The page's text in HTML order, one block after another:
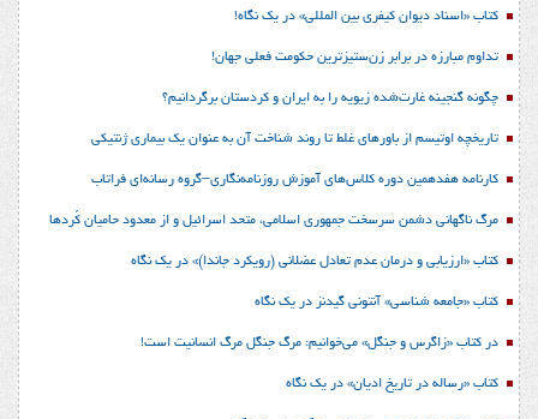
کتاب «اسناد دیوان کیفری بین المللی» در یک نگاه!
تداوم مبارزه در برابر زن‌ستیزترین حکومت فعلی جهان!
چگونه گنجینه غارت‌شده زیویه را به ایران و کردستان برگردانیم؟
تاریخچه اوتیسم از باورهای غلط تا روند شناخت آن به عنوان یک بیماری ژنتیکی
کارنامه هفدهمین دوره کلاس‌های آموزش روزنامه‌نگاری–گروه رسانه‌ای فراتاب
مرگ ناگهانی دشمن سرسخت جمهوری اسلامی، متحد اسرائیل و از معدود حامیان کُردها
کتاب «ارزیابی و درمان عدم تعادل عضلانی (رویکرد جاندا)» در یک نگاه
کتاب «جامعه شناسی» آنتونی گیدنز در یک نگاه
در کتاب «زاگرس و جنگل» می‌خوانیم: مرگ جنگل مرگ انسانیت است!
کتاب «رساله در تاریخ ادیان» در یک نگاه